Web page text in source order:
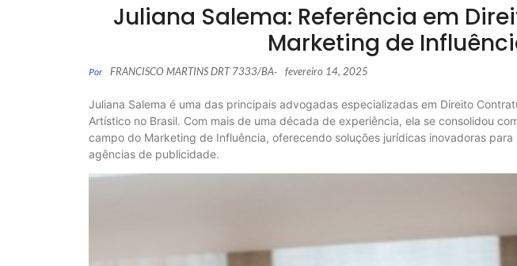
Juliana Salema: Referência em
Marketing de
Por FRANCISCO MARTINS DRT 7333/BA- fevereiro 14, 2025
Juliana Salema é uma das principais advogadas especializadas em Direito
Artístico no Brasil. Com mais de uma década de experiência, ela se consolidou
campo do Marketing de Influência, oferecendo soluções jurídicas inovadoras
agências de publicidade.